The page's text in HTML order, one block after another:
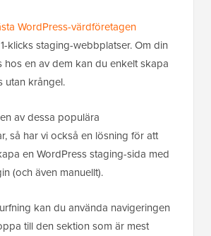
WordPress-värdföretagen
klicks staging-webbplatser. Om din
en av dem kan du enkelt skapa
utan krångel.
av dessa populära
så har vi också en lösning för att
en WordPress staging-sida med
(och även manuellt).
kan du använda navigeringen
till den sektion som är mest